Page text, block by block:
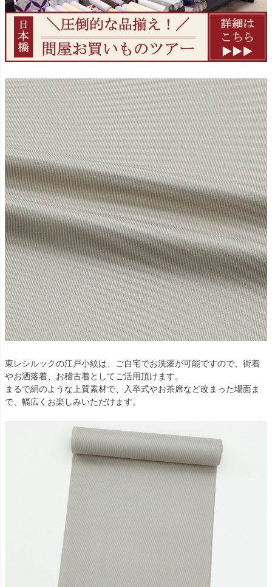
東レシルックの江戸小紋は、ご自宅でお洗濯が可能ですので、街着
やお洒落着、お稽古着としてご活用頂けます。
まるで絹のような上質素材で、入卒式やお茶席など改まった場面ま
で、幅広くお楽しみいただけます。